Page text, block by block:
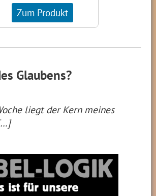
Zum Produkt
Glaubens?
liegt der Kern meines